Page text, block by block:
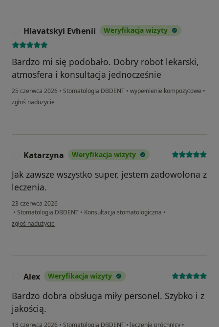
Hlavatskyi Evhenii Weryfikacja wizyty
Bardzo mi się podobało. Dobry robot lekarski,
atmosfera i konsultacja jednocześnie
25 czerwca 2026 • Stomatologia DBDENT • wypełnienie kompozytowe •
w opinii użytkownika Hlavatskyi Evhenii
zgłoś nadużycie
Katarzyna Weryfikacja wizyty
Jak zawsze wszystko super, jestem zadowolona z
leczenia.
23 czerwca 2026
• Stomatologia DBDENT • Konsultacja stomatologiczna •
w opinii użytkownika Katarzyna
zgłoś nadużycie
Alex Weryfikacja wizyty
Bardzo dobra obsługa miły personel. Szybko i z
jakością.
18 czerwca 2026 • Stomatologia DBDENT • leczenie próchnicy •